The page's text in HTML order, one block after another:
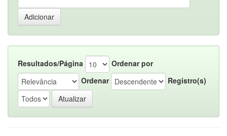
Resultados/Página
Ordenar por
Ordenar
Registro(s)